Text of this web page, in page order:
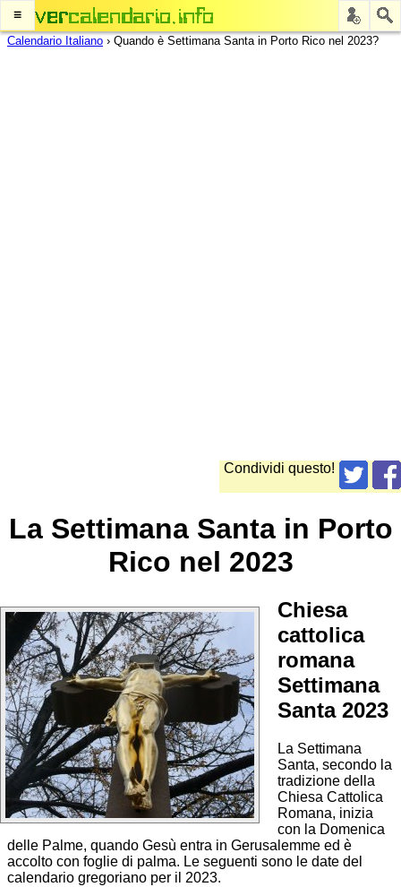
≡
Calendario Italiano › Quando è Settimana Santa in Porto Rico nel 2023?
Condividi questo!
La Settimana Santa in Porto
Rico nel 2023
Chiesa
cattolica
romana
Settimana
Santa 2023
La Settimana
Santa, secondo la
tradizione della
Chiesa Cattolica
Romana, inizia
con la Domenica
delle Palme, quando Gesù entra in Gerusalemme ed è
accolto con foglie di palma. Le seguenti sono le date del
calendario gregoriano per il 2023.